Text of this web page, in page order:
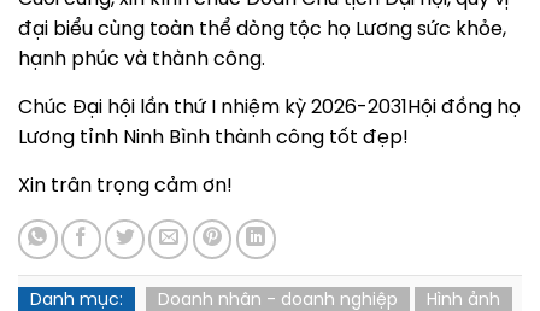
đại biểu cùng toàn thể dòng tộc họ Lương sức khỏe,
hạnh phúc và thành công.
Chúc Đại hội lần thứ I nhiệm kỳ 2026-2031Hội đồng họ
Lương tỉnh Ninh Bình thành công tốt đẹp!
Xin trân trọng cảm ơn!
Danh mục: Doanh nhân - doanh nghiệp
Hình ảnh